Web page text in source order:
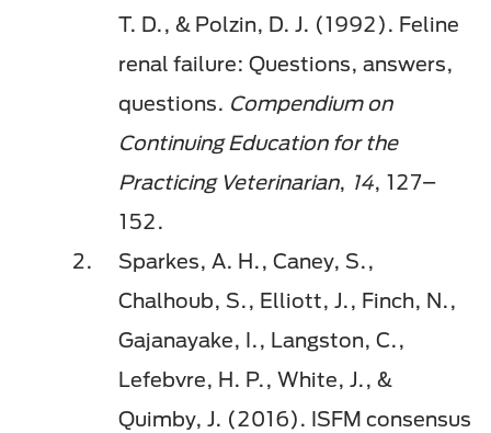
T. D., & Polzin, D. J. (1992). Feline
renal failure: Questions, answers,
questions. Compendium on
Continuing Education for the
Practicing Veterinarian, 14, 127–
152.
Sparkes, A. H., Caney, S.,
Chalhoub, S., Elliott, J., Finch, N.,
Gajanayake, I., Langston, C.,
Lefebvre, H. P., White, J., &
Quimby, J. (2016). ISFM consensus